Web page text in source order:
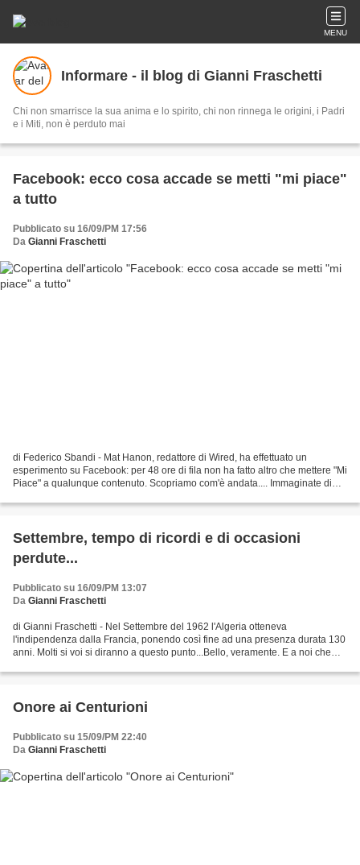
MENU
Informare - il blog di Gianni Fraschetti
Chi non smarrisce la sua anima e lo spirito, chi non rinnega le origini, i Padri
e i Miti, non è perduto mai
Facebook: ecco cosa accade se metti "mi piace"
a tutto
Pubblicato su 16/09/PM 17:56
Da Gianni Fraschetti
di Federico Sbandi - Mat Hanon, redattore di Wired, ha effettuato un
esperimento su Facebook: per 48 ore di fila non ha fatto altro che mettere "Mi
Piace" a qualunque contenuto. Scopriamo com'è andata.... Immaginate di
Settembre, tempo di ricordi e di occasioni
perdute...
Pubblicato su 16/09/PM 13:07
Da Gianni Fraschetti
di Gianni Fraschetti - Nel Settembre del 1962 l'Algeria otteneva
l'indipendenza dalla Francia, ponendo così fine ad una presenza durata 130
anni. Molti si voi si diranno a questo punto...Bello, veramente. E a noi che
Onore ai Centurioni
Pubblicato su 15/09/PM 22:40
Da Gianni Fraschetti